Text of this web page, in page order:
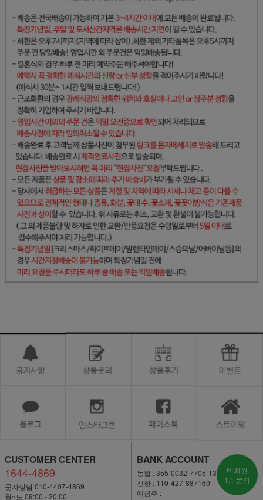
CUSTOMER CENTER
1644-4869
문자상담 010-4407-4869
월~토 09:00 - 20:00
BANK ACCOUNT
농협 : 355-0032-7705-13
신한 : 110-427-887160
예금주 :
비회원
1:1 문의